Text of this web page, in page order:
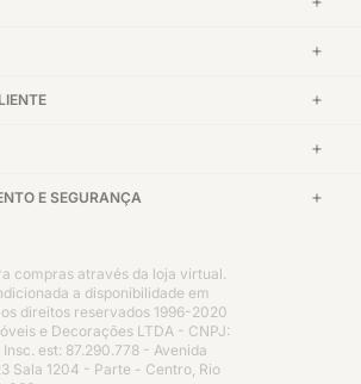
E SEGURANÇA
compras através da loja virtual.
a disponibilidade em
direitos reservados 1996-2020
e Decorações LTDA - CNPJ:
est: 87.290.778 - Avenida
Sala 1204 - Parte - Centro, Rio